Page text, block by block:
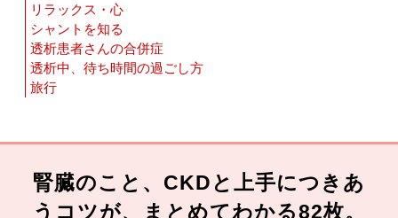
リラックス・心
シャントを知る
透析患者さんの合併症
透析中、待ち時間の過ごし方
旅行
腎臓のこと、CKDと上手につきあ
うコツが、まとめてわかる82枚。